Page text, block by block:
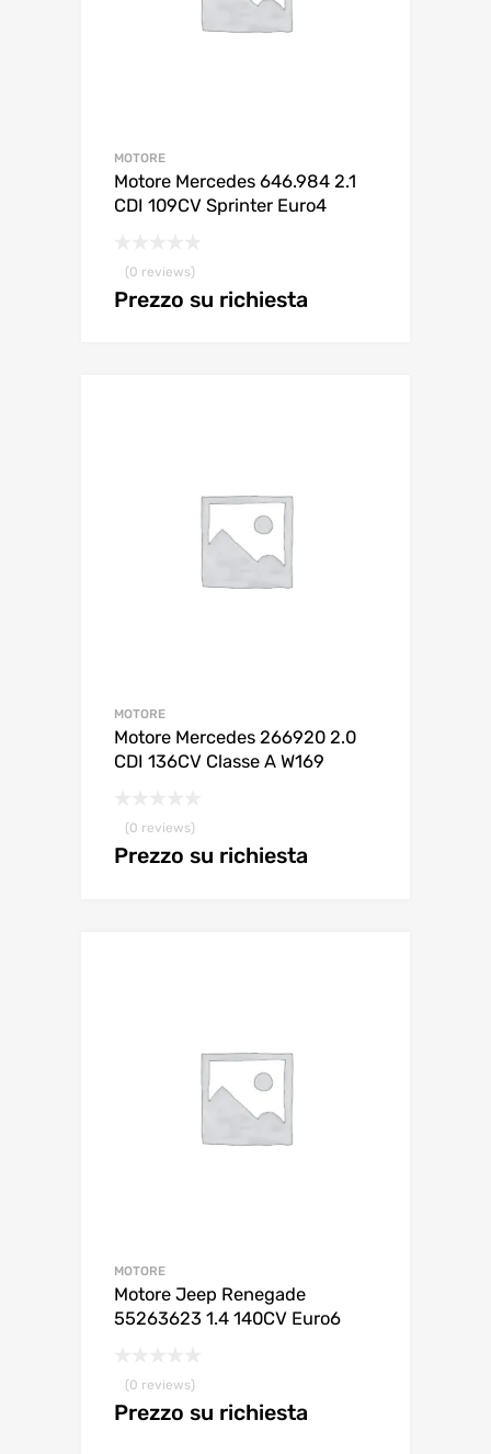
MOTORE
Motore Mercedes 646.984 2.1
CDI 109CV Sprinter Euro4
(0 reviews)
Prezzo su richiesta
MOTORE
Motore Mercedes 266920 2.0
CDI 136CV Classe A W169
(0 reviews)
Prezzo su richiesta
MOTORE
Motore Jeep Renegade
55263623 1.4 140CV Euro6
(0 reviews)
Prezzo su richiesta